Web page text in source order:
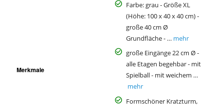
Merkmale
Farbe: grau - Größe XL
(Höhe: 100 x 40 x 40 cm) -
große 40 cm Ø
Grundfläche - … mehr
große Eingänge 22 cm Ø -
alle Etagen begehbar - mit
Spielball - mit weichem …
mehr
Formschöner Kratzturm,